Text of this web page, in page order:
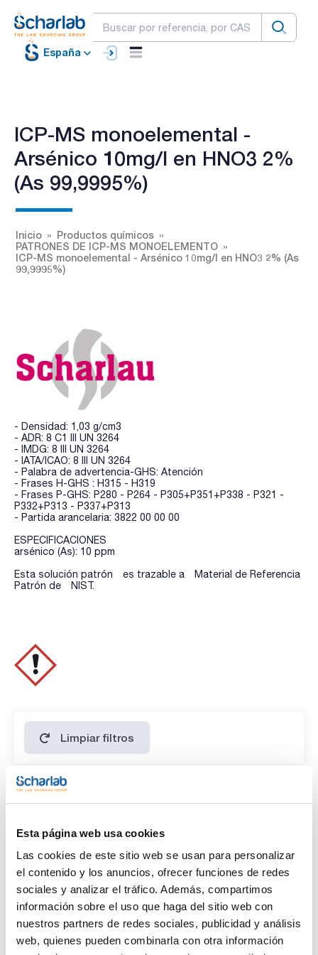
Esta página web usa cookies
Las cookies de este sitio web se usan para personalizar
el contenido y los anuncios, ofrecer funciones de redes
sociales y analizar el tráfico. Además, compartimos
información sobre el uso que haga del sitio web con
nuestros partners de redes sociales, publicidad y análisis
web, quienes pueden combinarla con otra información
España
ICP-MS monoelemental -
Arsénico 10mg/l en HNO3 2%
(As 99,9995%)
Inicio
Productos químicos
PATRONES DE ICP-MS MONOELEMENTO
ICP-MS monoelemental - Arsénico 10mg/l en HNO3 2% (As
99,9995%)
- Densidad: 1,03 g/cm3
- ADR: 8 C1 III UN 3264
- IMDG: 8 III UN 3264
- IATA/ICAO: 8 III UN 3264
- Palabra de advertencia-GHS: Atención
- Frases H-GHS : H315 - H319
- Frases P-GHS: P280 - P264 - P305+P351+P338 - P321 -
P332+P313 - P337+P313
- Partida arancelaria: 3822 00 00 00
ESPECIFICACIONES
arsénico (As): 10 ppm
Esta solución patrón es trazable a Material de Referencia
Patrón de NIST.
Limpiar filtros
Características